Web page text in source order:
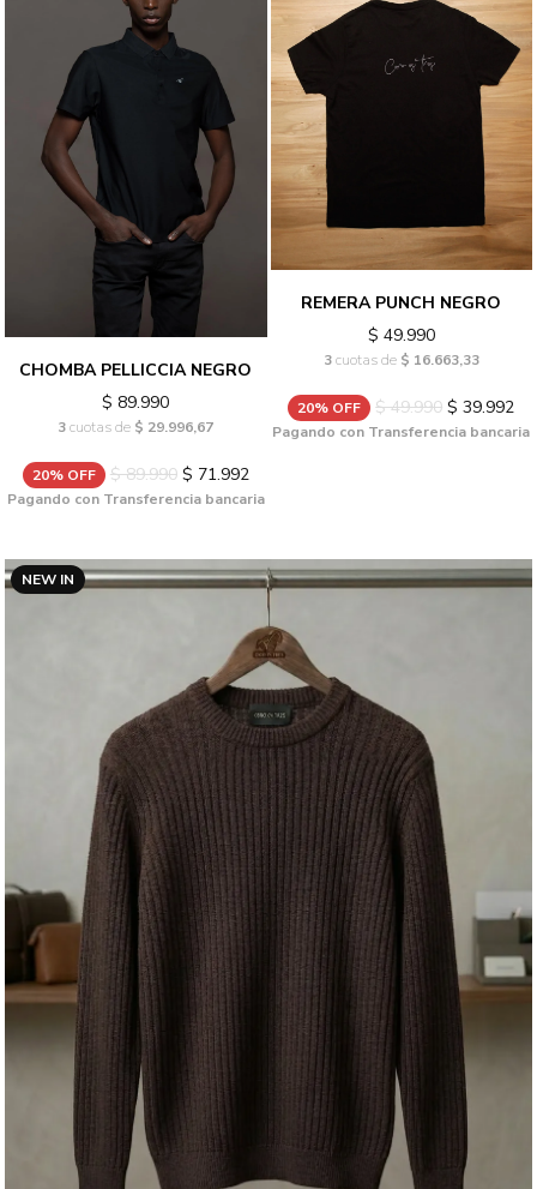
CHOMBA PELLICCIA NEGRO
$ 89.990
3cuotas de $ 29.996,67
20% OFF $ 89.990$ 71.992
Pagando con Transferencia bancaria
REMERA PUNCH NEGRO
$ 49.990
3cuotas de $ 16.663,33
20% OFF $ 49.990 $ 39.992
Pagando con Transferencia bancaria
NEW IN